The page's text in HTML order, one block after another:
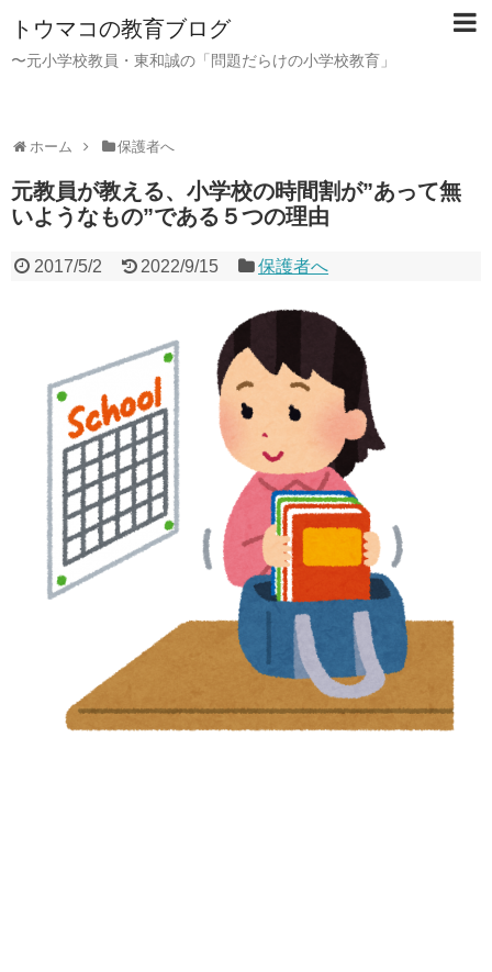
トウマコの教育ブログ
〜元小学校教員・東和誠の「問題だらけの小学校教育」
ホーム 保護者へ
元教員が教える、小学校の時間割が”あって無
いようなもの”である５つの理由
2017/5/2 2022/9/15 保護者へ